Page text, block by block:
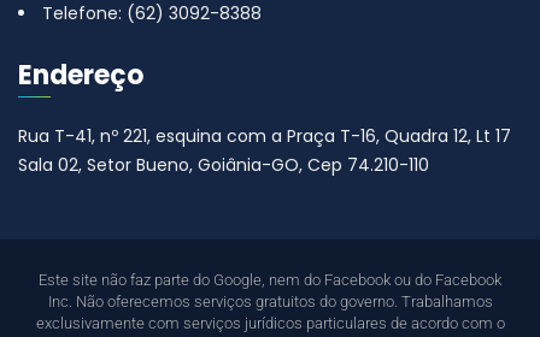
Telefone: (62) 3092-8388
Endereço
Rua T-41, nº 221, esquina com a Praça T-16, Quadra 12, Lt 17
Sala 02, Setor Bueno, Goiânia-GO, Cep 74.210-110
Este site não faz parte do Google, nem do Facebook ou do Facebook
Inc. Não oferecemos serviços gratuitos do governo. Trabalhamos
exclusivamente com serviços jurídicos particulares de acordo com o